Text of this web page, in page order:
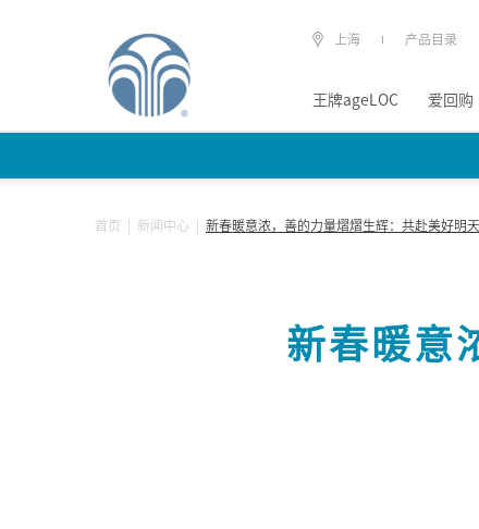
上海 产品目录
王牌ageLOC 爱回购
首页 新闻中心 新春暖意浓，善的力量熠熠生辉：共赴美好明天
新春暖意